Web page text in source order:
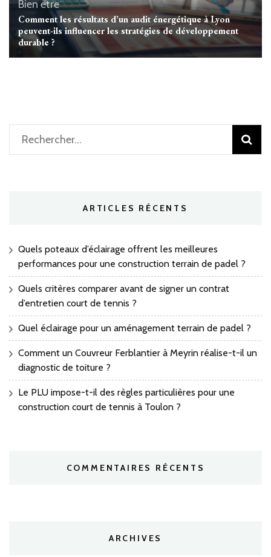
Bien etre
Comment les résultats d’un audit énergétique à Lyon
peuvent-ils influencer les stratégies de développement
durable ?
Rechercher :
ARTICLES RÉCENTS
Quels poteaux d’éclairage offrent les meilleures
performances pour une construction terrain de padel ?
Quels critères comparer avant de signer un contrat
d’entretien court de tennis ?
Quel éclairage pour un aménagement terrain de padel ?
Comment un Couvreur Ferblantier à Meyrin réalise-t-il un
diagnostic de toiture ?
Le PLU impose-t-il des règles particulières pour une
construction court de tennis à Toulon ?
COMMENTAIRES RÉCENTS
ARCHIVES